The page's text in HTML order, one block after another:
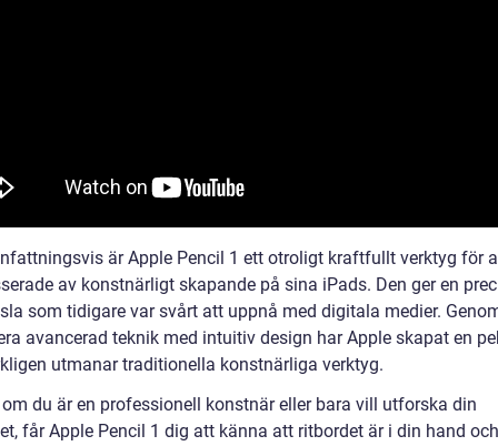
är Apple Pencil 1 ett otroligt kraftfullt verktyg för
av konstnärligt skapande på sina iPads. Den ger en
som tidigare var svårt att uppnå med digitala medier.
avancerad teknik med intuitiv design har Apple skapat en
utmanar traditionella konstnärliga verktyg.
du är en professionell konstnär eller bara vill utforska din
får Apple Pencil 1 dig att känna att ritbordet är i din hand